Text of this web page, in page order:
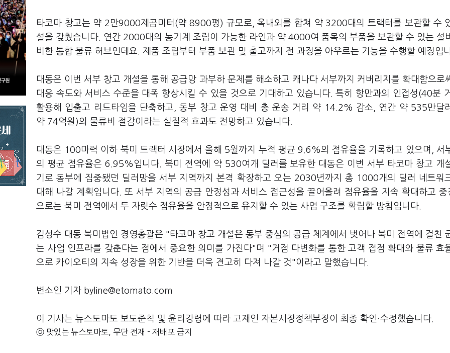
타코마 창고는 약 2만9000제곱미터(약 8900평) 규모로, 옥내외를 합쳐 약 3200대의 트랙터를 보관할 수
설을 갖췄습니다. 연간 2000대의 농기계 조립이 가능한 라인과 약 4000여 품목의 부품을 보관할 수 있는 설
비한 통합 물류 허브인데요. 제품 조립부터 부품 보관 및 출고까지 전 과정을 아우르는 기능을 수행할 예정입
대동은 이번 서부 창고 개설을 통해 공급망 과부하 문제를 해소하고 캐나다 서부까지 커버리지를 확대함으로
대응 속도와 서비스 수준을 대폭 향상시킬 수 있을 것으로 기대하고 있습니다. 특히 항만과의 인접성(40분
활용해 입출고 리드타임을 단축하고, 동부 창고 운영 대비 총 운송 거리 약 14.2% 감소, 연간 약 535만달
약 74억원)의 물류비 절감이라는 실질적 효과도 전망하고 있습니다.
대동은 100마력 이하 북미 트랙터 시장에서 올해 5월까지 누적 평균 9.6%의 점유율을 기록하고 있으며, 서
의 평균 점유율은 6.95%입니다. 북미 전역에 약 530여개 딜러를 보유한 대동은 이번 서부 타코마 창고 개
기로 동부에 집중됐던 딜러망을 서부 지역까지 본격 확장하고 오는 2030년까지 총 1000개의 딜러 네트워
대해 나갈 계획입니다. 또 서부 지역의 공급 안정성과 서비스 접근성을 끌어올려 점유율을 지속 확대하고 중
으로는 북미 전역에서 두 자릿수 점유율을 안정적으로 유지할 수 있는 사업 구조를 확립할 방침입니다.
김성수 대동 북미법인 경영총괄은 "타코마 창고 개설은 동부 중심의 공급 체계에서 벗어나 북미 전역에 걸친
는 사업 인프라를 갖춘다는 점에서 중요한 의미를 가진다"며 "거점 다변화를 통한 고객 접점 확대와 물류 효
으로 카이오티의 지속 성장을 위한 기반을 더욱 견고히 다져 나갈 것"이라고 말했습니다.
변소인 기자 byline@etomato.com
이 기사는 뉴스토마토 보도준칙 및 윤리강령에 따라 고재인 자본시장정책부장이 최종 확인·수정했습니다.
ⓒ 맛있는 뉴스토마토, 무단 전재 - 재배포 금지